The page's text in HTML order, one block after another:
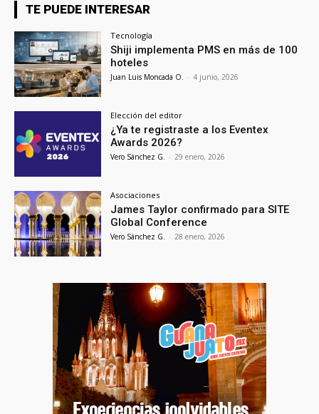
TE PUEDE INTERESAR
Tecnología
Shiji implementa PMS en más de 100
hoteles
Juan Luis Moncada O. - 4 junio, 2026
Elección del editor
¿Ya te registraste a los Eventex
Awards 2026?
Vero Sánchez G. - 29 enero, 2026
Asociaciones
James Taylor confirmado para SITE
Global Conference
Vero Sánchez G. - 28 enero, 2026